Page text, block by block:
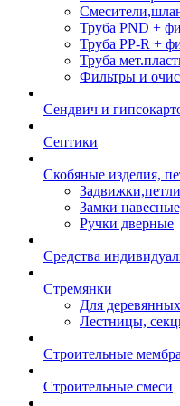
Труба PND +
Труба PP-R +
Труба
Фильтры и
Сендвич и
Септики
Скобяные изделия,
Замки
Ручки дверные
Средства
Стремянки
Для
Лестницы,
Строительные
Строительные смеси